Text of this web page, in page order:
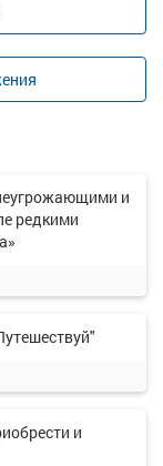
и
редкими
и